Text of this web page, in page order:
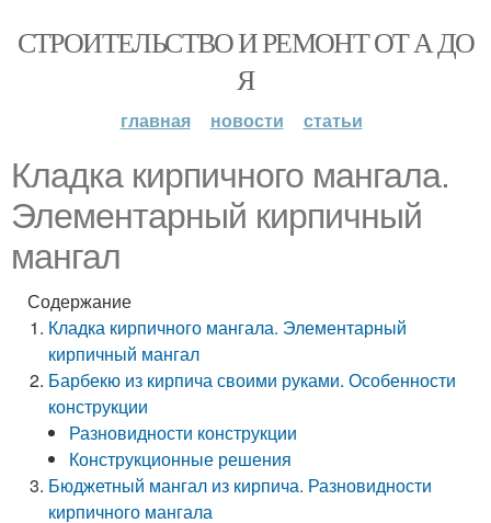
СТРОИТЕЛЬСТВО И РЕМОНТ ОТ А ДО
Я
главная новости статьи
Кладка кирпичного мангала.
Элементарный кирпичный
мангал
Содержание
Кладка кирпичного мангала. Элементарный
кирпичный мангал
Барбекю из кирпича своими руками. Особенности
конструкции
Разновидности конструкции
Конструкционные решения
Бюджетный мангал из кирпича. Разновидности
кирпичного мангала